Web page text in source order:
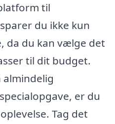
til
du ikke kun
da du kan vælge det
til dit budget.
almindelig
er du
Tag det